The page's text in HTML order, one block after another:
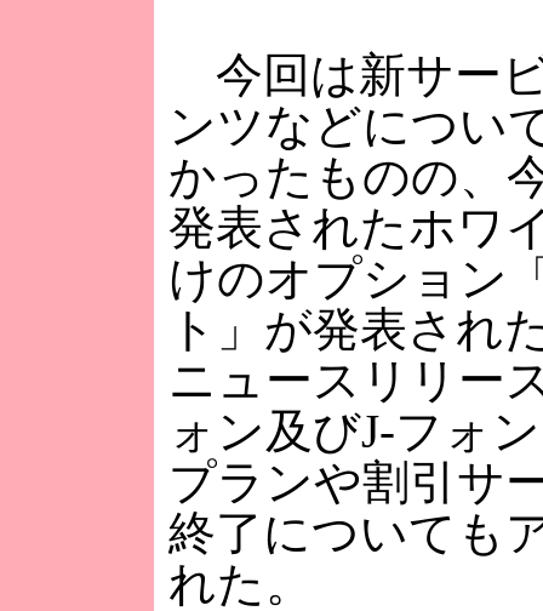
今回は新サー
ンツなどについ
かったものの、
発表されたホワ
けのオプション
ト」が発表され
ニュースリリー
ォン及びJ-フォ
プランや割引サ
終了についても
れた。